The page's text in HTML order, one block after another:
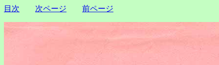
目次 次ページ 前ページ